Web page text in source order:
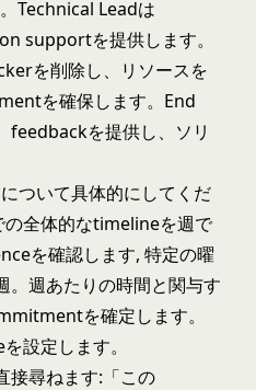
Technical Leadは
supportを提供します。
を削除し、リソースを
を確保します。End
を提供し、ソリ
ついて具体的にしてくだ
全体的なtimelineを週で
を確認します, 特定の曜
。週あたりの時間と関与す
を確定します。
設定します。
接尋ねます:「この